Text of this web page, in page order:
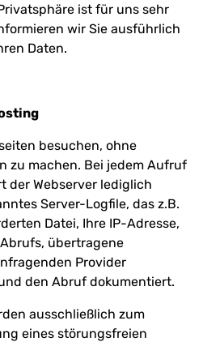
ist für uns sehr
wir Sie ausführlich
Daten.
besuchen, ohne
zu machen. Bei jedem Aufruf
der Webserver lediglich
Server-Logfile, das z.B.
Datei, Ihre IP-Adresse,
übertragene
Provider
den Abruf dokumentiert.
ausschließlich zum
eines störungsfreien